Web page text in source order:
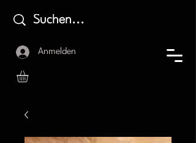
Anmelden